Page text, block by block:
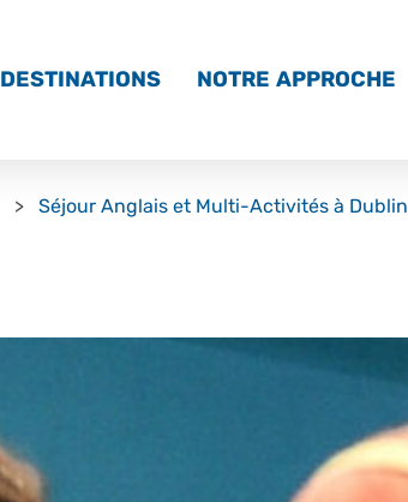
DESTINATIONS NOTRE APPROCHE
Séjour Anglais et Multi-Activités à Dublin